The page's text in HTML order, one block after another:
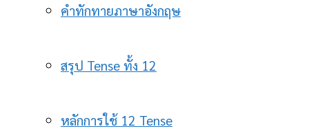
คำทักทายภาษาอังกฤษ
สรุป Tense ทั้ง 12
หลักการใช้ 12 Tense